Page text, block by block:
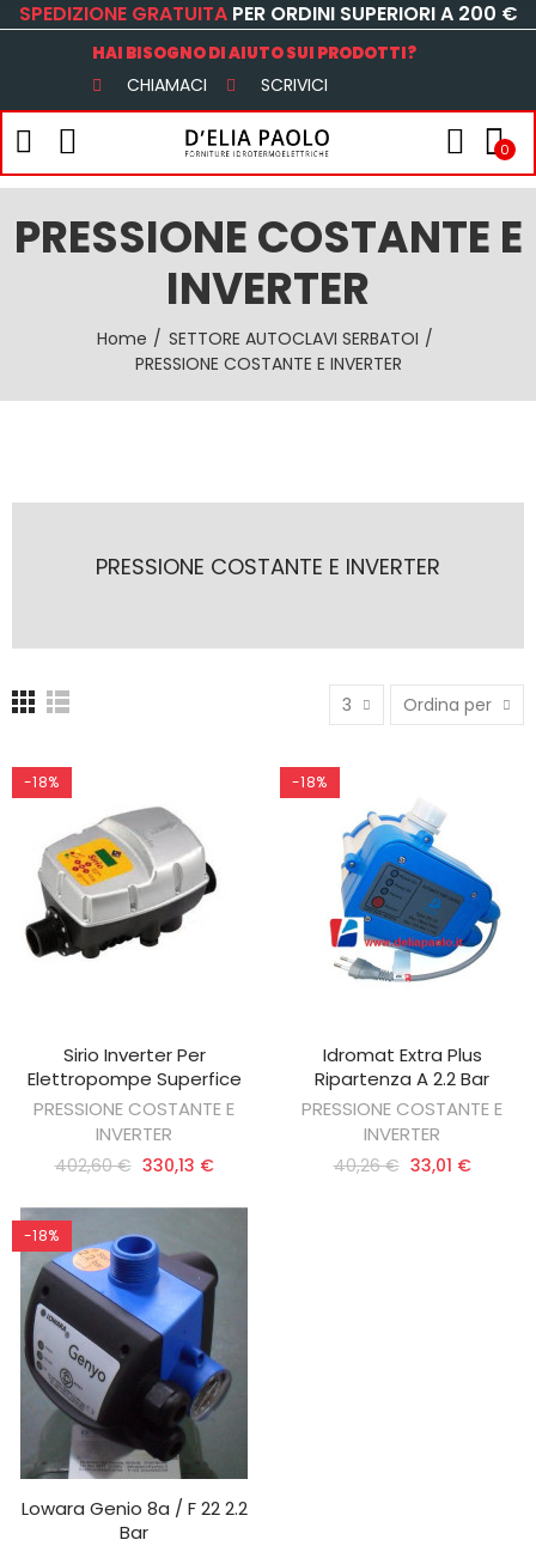
SPEDIZIONE GRATUITA PER ORDINI SUPERIORI A 200 €
HAI BISOGNO DI AIUTO SUI PRODOTTI?
CHIAMACI SCRIVICI
0
PRESSIONE COSTANTE E
INVERTER
Home
SETTORE AUTOCLAVI SERBATOI
PRESSIONE COSTANTE E INVERTER
PRESSIONE COSTANTE E INVERTER
3 Ordina per
-18%
AGGIUNGI AL CARRELLO
Sirio Inverter Per
Elettropompe Superfice
PRESSIONE COSTANTE E
INVERTER
402,60 € 330,13 €
-18%
AGGIUNGI AL CARRELLO
Idromat Extra Plus
Ripartenza A 2.2 Bar
PRESSIONE COSTANTE E
INVERTER
40,26 € 33,01 €
-18%
AGGIUNGI AL CARRELLO
Lowara Genio 8a / F 22 2.2
Bar